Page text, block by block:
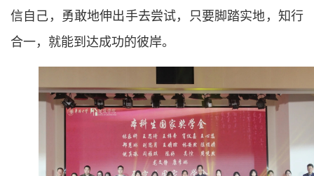
信自己，勇敢地伸出手去尝试，只要脚踏实地，知行
合一，就能到达成功的彼岸。